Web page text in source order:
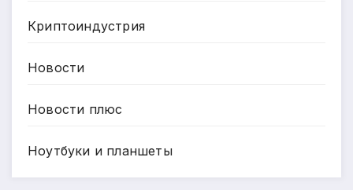
Криптоиндустрия
Новости
Новости плюс
Ноутбуки и планшеты